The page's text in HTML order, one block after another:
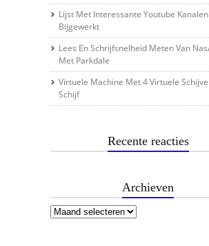
Lijst Met Interessante Youtube Kanalen
Bijgewerkt
Lees En Schrijfsnelheid Meten Van
Met Parkdale
Virtuele Machine Met 4 Virtuele
Schijf
Recente reacties
Archieven